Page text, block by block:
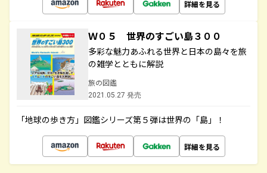
詳細を見る
Ｗ０５ 世界のすごい島３００
多彩な魅力あふれる世界と日本の島々を旅
の雑学とともに解説
旅の図鑑
2021.05.27 発売
「地球の歩き方」図鑑シリーズ第５弾は世界の「島」！
詳細を見る